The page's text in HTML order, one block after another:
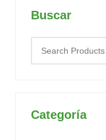
Buscar
Categoría